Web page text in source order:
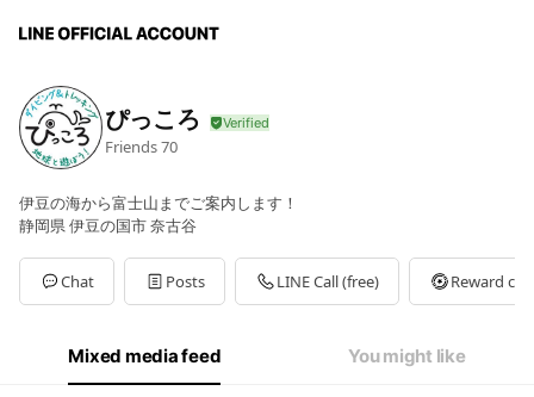
ぴっころ
Friends70
伊豆の海から富士山までご案内します！
静岡県 伊豆の国市 奈古谷
Chat Posts LINE Call (free) Reward
Mixed media feed You might like